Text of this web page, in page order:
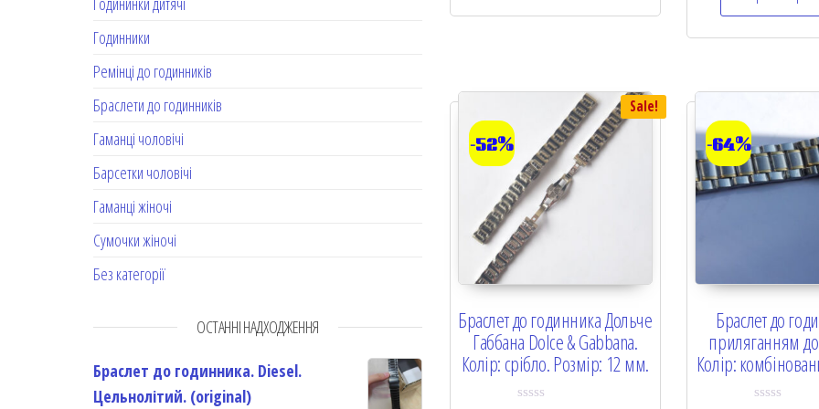
Годинники
Ремінці до годинників
Браслети до годинників
Гаманці чоловічі
Барсетки чоловічі
Гаманці жіночі
Сумочки жіночі
Без категорії
ОСТАННІ НАДХОДЖЕННЯ
Браслет до годинника. Diesel.
Цельнолітий. (original)
Sale!
-52%
Браслет до годинника Дольче
Габбана Dolce & Gabbana.
Колір: срібло. Розмір: 12 мм.
-64%
Браслет до
приляганням
Колір: